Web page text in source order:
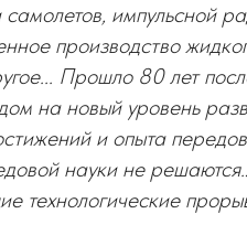
импульсной
производство
Прошло 80 лет
на новый уровень
и опыта
науки не
технологические